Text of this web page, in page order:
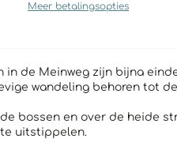
Meer betalingsopties
in de Meinweg zijn bijna
wandeling behoren tot
bossen en over de heide
uitstippelen.